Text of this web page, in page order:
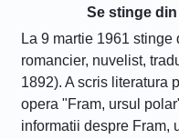
Se stinge
La 9 martie 1961
romancier, nuvelist,
1892). A scris literatura
opera "Fram, ursul
informatii despre Fram,